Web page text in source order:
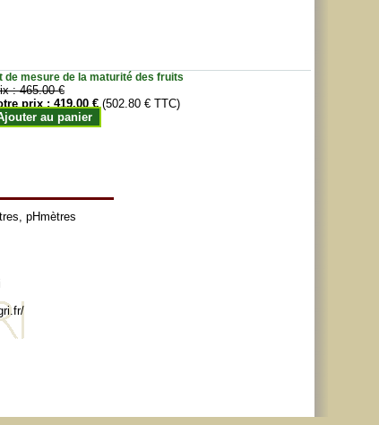
de mesure de la maturité des fruits
:465.00 €
prix :419.00 € (502.80 € TTC)
au panier
, pHmètres